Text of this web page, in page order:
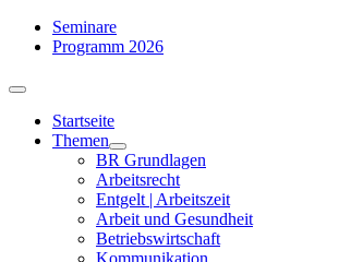
Zum
Inhalt
Seminare
Programm 2026
Toggle
NavigationStartseite
Themen
BR Grundlagen
Arbeits­recht
Entgelt | Arbeitszeit
Arbeit und Gesundheit
Betriebswirtschaft
Kommuni­kation